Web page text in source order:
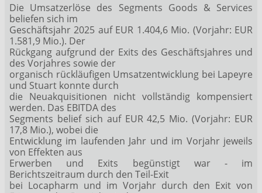
Die Umsatzerlöse des Segments Goods & Services
beliefen sich im
Geschäftsjahr 2025 auf EUR 1.404,6 Mio. (Vorjahr: EUR
1.581,9 Mio.). Der
Rückgang aufgrund der Exits des Geschäftsjahres und
des Vorjahres sowie der
organisch rückläufigen Umsatzentwicklung bei Lapeyre
und Stuart konnte durch
die Neuakquisitionen nicht vollständig kompensiert
werden. Das EBITDA des
Segments belief sich auf EUR 42,5 Mio. (Vorjahr: EUR
17,8 Mio.), wobei die
Entwicklung im laufenden Jahr und im Vorjahr jeweils
von Effekten aus
Erwerben und Exits begünstigt war - im
Berichtszeitraum durch den Teil-Exit
bei Locapharm und im Vorjahr durch den Exit von